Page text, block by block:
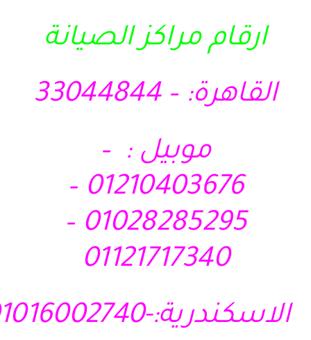
ارقام مراكز الصيانة
القاهرة: – 33044844
موبيل : –
01210403676 –
01028285295 –
01121717340
الاسكندرية:-01016002740